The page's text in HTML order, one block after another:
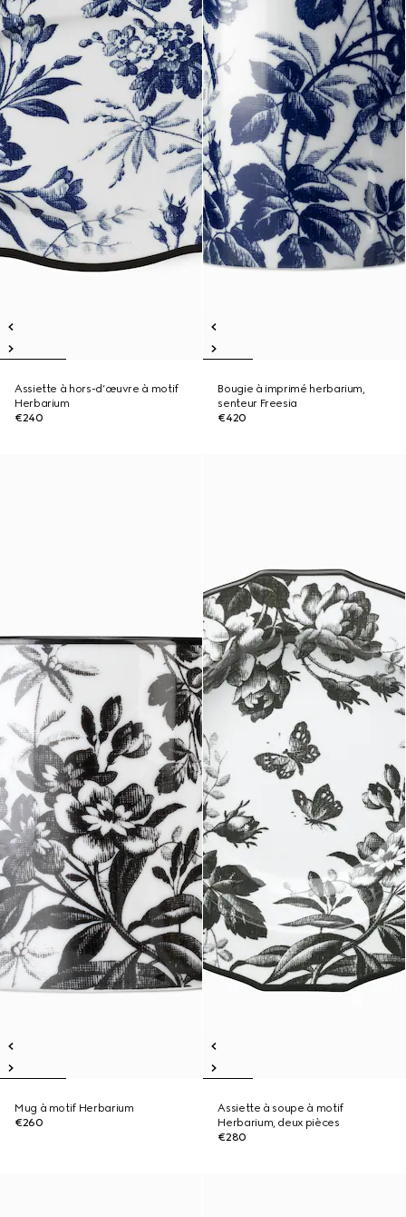
Assiette à hors-d’œuvre à motif
Herbarium
€240
Bougie à imprimé herbarium,
senteur Freesia
€420
Mug à motif Herbarium
€260
Assiette à soupe à motif
Herbarium, deux pièces
€280